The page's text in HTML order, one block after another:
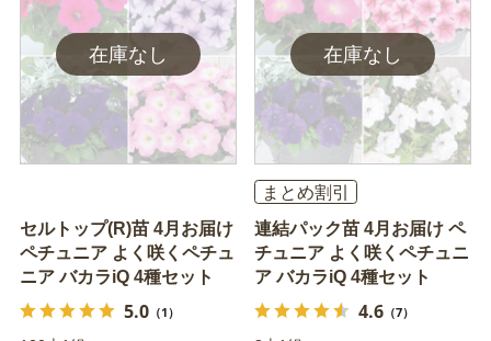
セルトップ(R)苗 4月お届け
ペチュニア よく咲くペチュ
ニア バカラiQ 4種セット
5.0（1）
まとめ割引
連結パック苗 4月お届け ペ
チュニア よく咲くペチュニ
ア バカラiQ 4種セット
4.6（7）